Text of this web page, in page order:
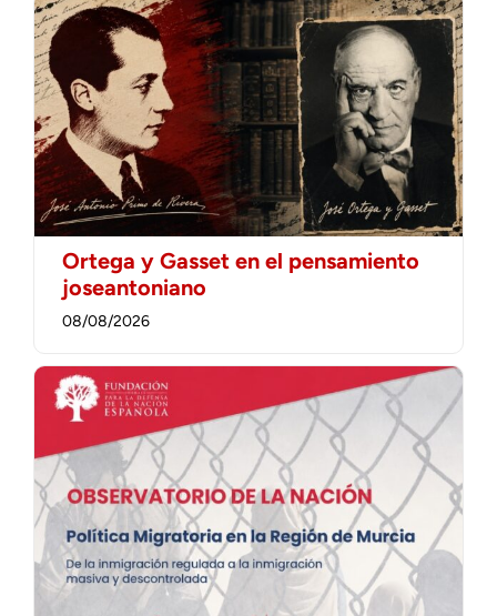
Ortega y Gasset en el pensamiento
joseantoniano
08/08/2026